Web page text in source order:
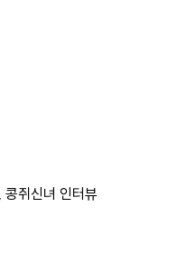
쥐신녀 인터뷰